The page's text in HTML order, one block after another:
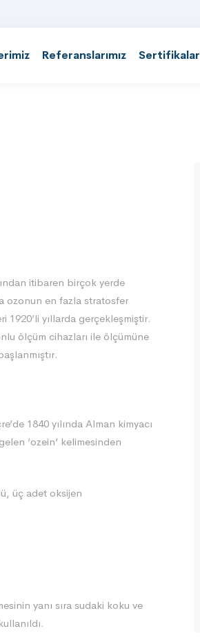
Referanslarımız Sertifikalar
itibaren birçok yerde
ozonun en fazla stratosfer
yıllarda gerçekleşmiştir.
ölçüm cihazları ile ölçümüne
1840 yılında Alman kimyacı
‘ozein’ kelimesinden
üç adet oksijen
yanı sıra sudaki koku ve